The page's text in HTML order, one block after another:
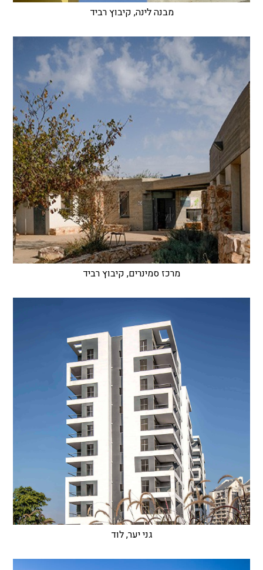
מבנה לינה, קיבוץ רביד
מרכז סמינרים, קיבוץ רביד
גני יער, לוד